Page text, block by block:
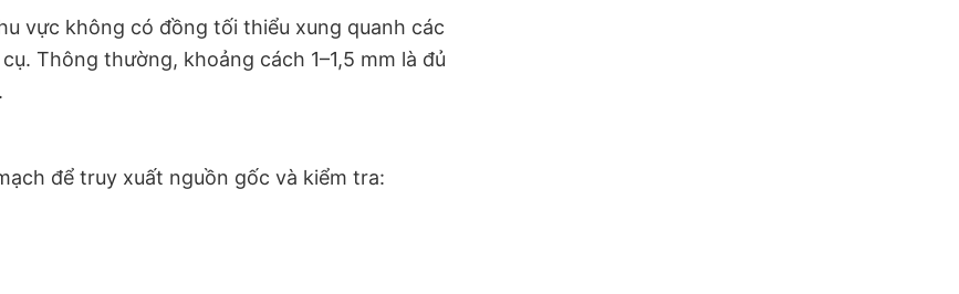
vực không có đồng tối thiểu xung quanh các
Thông thường, khoảng cách 1–1,5 mm là đủ
để truy xuất nguồn gốc và kiểm tra: